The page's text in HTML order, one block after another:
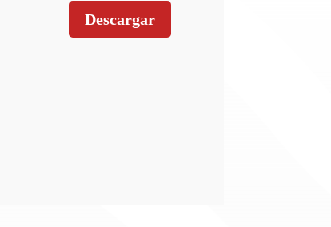
Descargar